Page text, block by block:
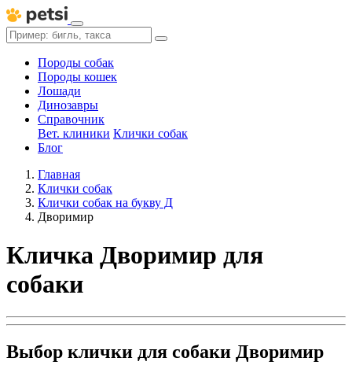
Породы собак
Породы кошек
Лошади
Динозавры
Справочник
Вет. клиники Клички собак
Блог
Главная
Клички собак
Клички собак на букву Д
Дворимир
Кличка Дворимир для
собаки
Выбор клички для собаки Дворимир